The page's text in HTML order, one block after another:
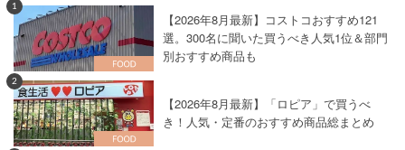
1
【2026年8月最新】コストコおすすめ121
選。300名に聞いた買うべき人気1位＆部門
別おすすめ商品も
2
【2026年8月最新】「ロピア」で買うべ
き！人気・定番のおすすめ商品総まとめ